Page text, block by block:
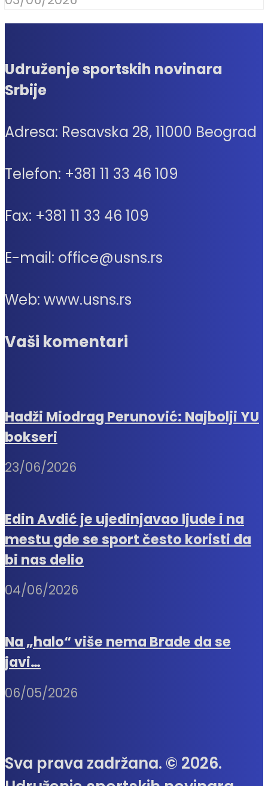
Udruženje sportskih novinara
Srbije
Adresa: Resavska 28, 11000 Beograd
Telefon: +381 11 33 46 109
Fax: +381 11 33 46 109
E-mail: office@usns.rs
Web: www.usns.rs
Vaši komentari
Hadži Miodrag Perunović: Najbolji YU
bokseri
23/06/2026
Edin Avdić je ujedinjavao ljude i na
mestu gde se sport često koristi da
bi nas delio
04/06/2026
Na „halo“ više nema Brade da se
javi…
06/05/2026
Sva prava zadržana. © 2026.